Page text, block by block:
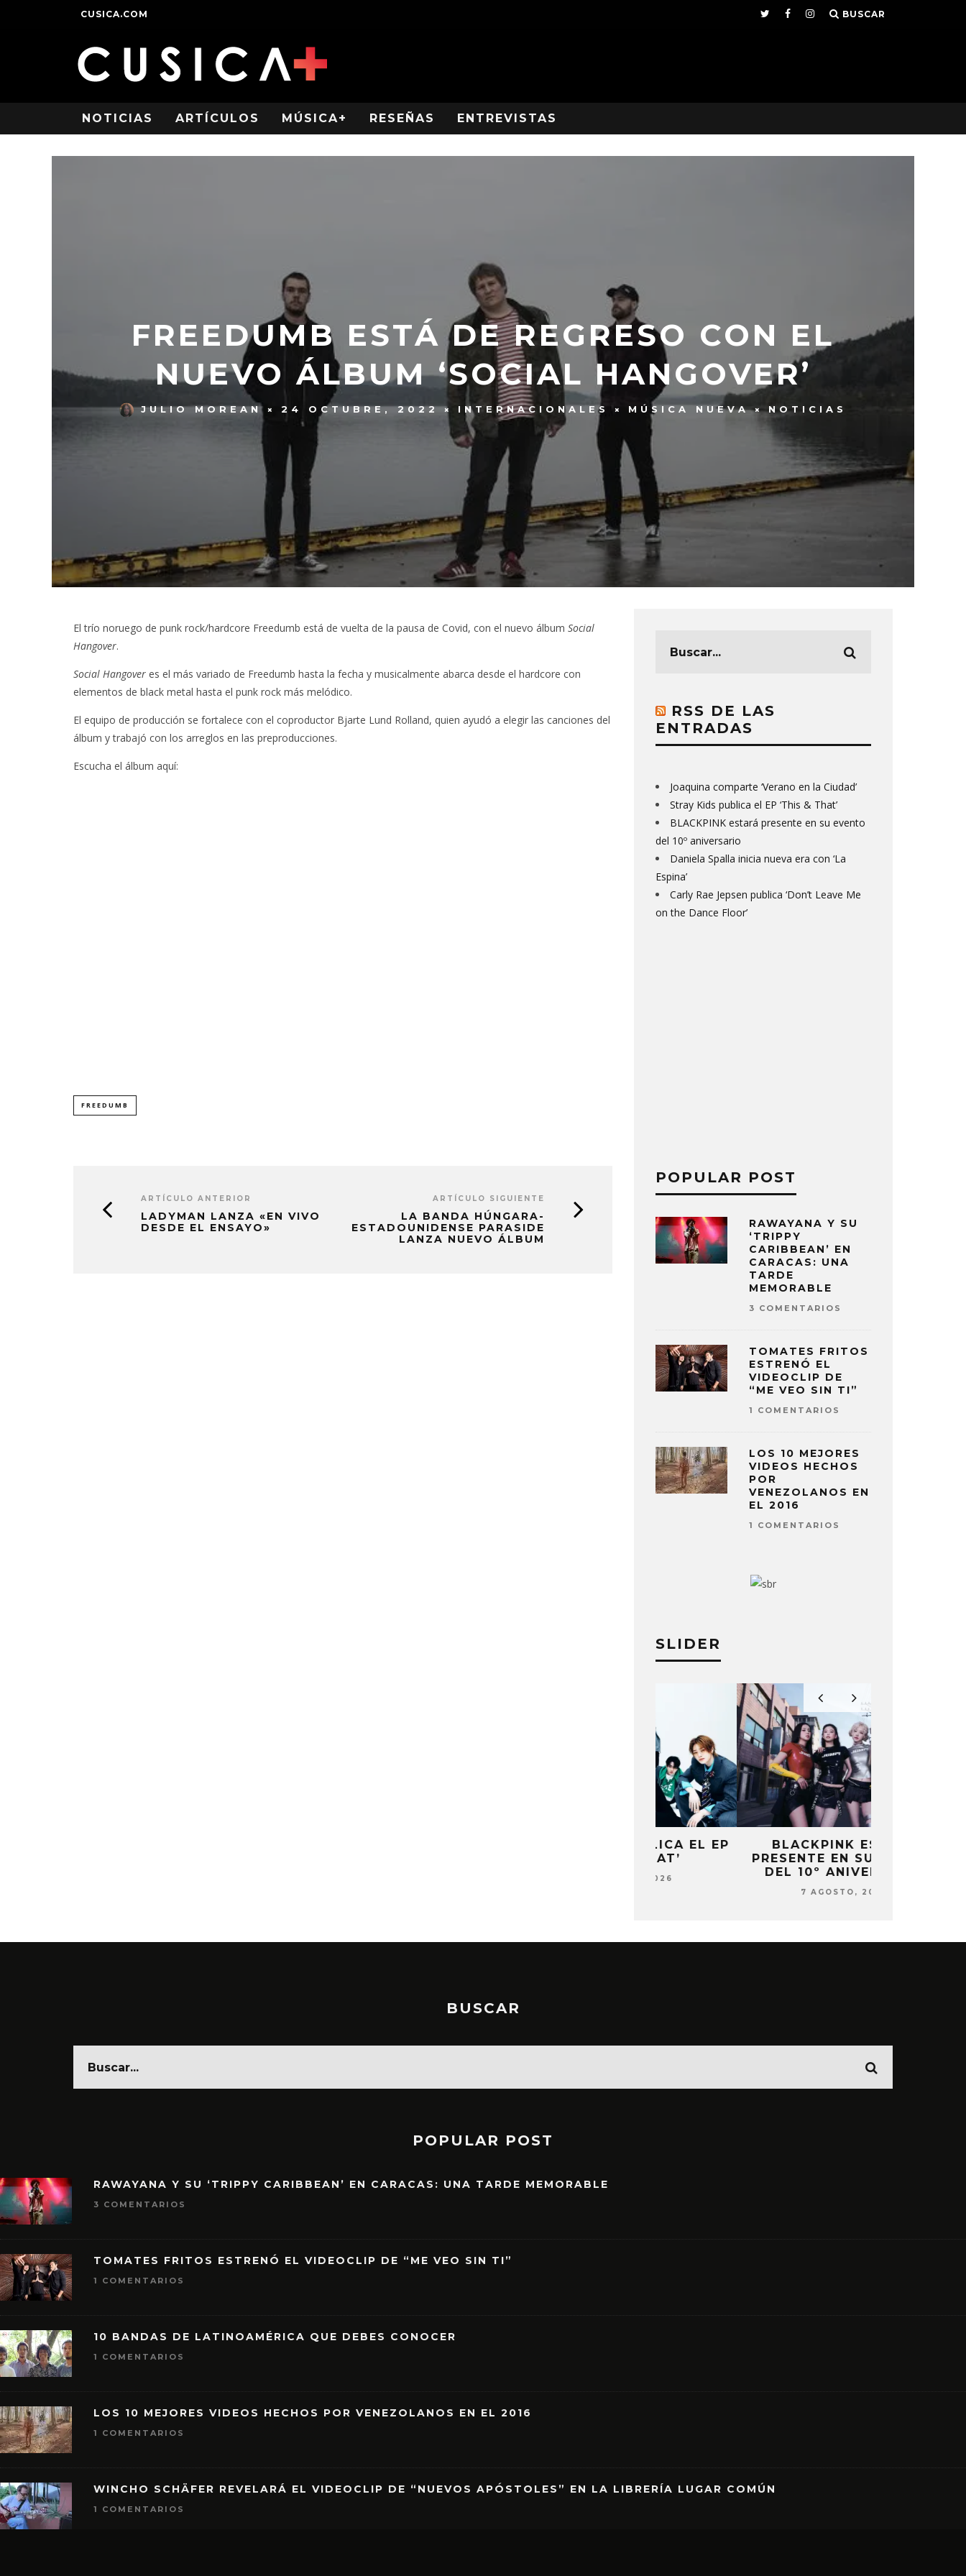
CUSICA.COM BUSCAR
NOTICIAS ARTÍCULOS MÚSICA+ RESEÑAS ENTREVISTAS
FREEDUMB ESTÁ DE REGRESO CON EL
NUEVO ÁLBUM ‘SOCIAL HANGOVER’
JULIO MOREAN 24 OCTUBRE, 2022 INTERNACIONALES MÚSICA NUEVA NOTICIAS
El trío noruego de punk rock/hardcore Freedumb está de vuelta de la pausa de Covid, con el nuevo álbum Social
Hangover.
Social Hangover es el más variado de Freedumb hasta la fecha y musicalmente abarca desde el hardcore con
elementos de black metal hasta el punk rock más melódico.
El equipo de producción se fortalece con el coproductor Bjarte Lund Rolland, quien ayudó a elegir las canciones del
álbum y trabajó con los arreglos en las preproducciones.
Escucha el álbum aquí:
FREEDUMB
ARTÍCULO ANTERIOR
LADYMAN LANZA «EN VIVO
DESDE EL ENSAYO»
ARTÍCULO SIGUIENTE
LA BANDA HÚNGARA-
ESTADOUNIDENSE PARASIDE
LANZA NUEVO ÁLBUM
RSS DE LAS
ENTRADAS
Joaquina comparte ‘Verano en la Ciudad’
Stray Kids publica el EP ‘This & That’
BLACKPINK estará presente en su evento
del 10º aniversario
Daniela Spalla inicia nueva era con ‘La
Espina’
Carly Rae Jepsen publica ‘Don’t Leave Me
on the Dance Floor’
POPULAR POST
RAWAYANA Y SU
‘TRIPPY
CARIBBEAN’ EN
CARACAS: UNA
TARDE
MEMORABLE
3 COMENTARIOS
TOMATES FRITOS
ESTRENÓ EL
VIDEOCLIP DE
“ME VEO SIN TI”
1 COMENTARIOS
LOS 10 MEJORES
VIDEOS HECHOS
POR
VENEZOLANOS EN
EL 2016
1 COMENTARIOS
SLIDER
BLACKPINK ESTARÁ
PRESENTE EN SU EVENTO
DEL 10º ANIVERSARIO
7 AGOSTO, 2026
BUSCAR
POPULAR POST
RAWAYANA Y SU ‘TRIPPY CARIBBEAN’ EN CARACAS: UNA TARDE MEMORABLE
3 COMENTARIOS
TOMATES FRITOS ESTRENÓ EL VIDEOCLIP DE “ME VEO SIN TI”
1 COMENTARIOS
10 BANDAS DE LATINOAMÉRICA QUE DEBES CONOCER
1 COMENTARIOS
LOS 10 MEJORES VIDEOS HECHOS POR VENEZOLANOS EN EL 2016
1 COMENTARIOS
WINCHO SCHÄFER REVELARÁ EL VIDEOCLIP DE “NUEVOS APÓSTOLES” EN LA LIBRERÍA LUGAR COMÚN
1 COMENTARIOS